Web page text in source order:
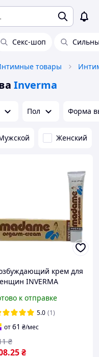
Секс-шоп
товары
Inverma
Пол Форма
Женский
крем для
INVERMA
уход и
18 мл
к отправке
5.0 (1)
от61 ₴/мес
.25₴
₴